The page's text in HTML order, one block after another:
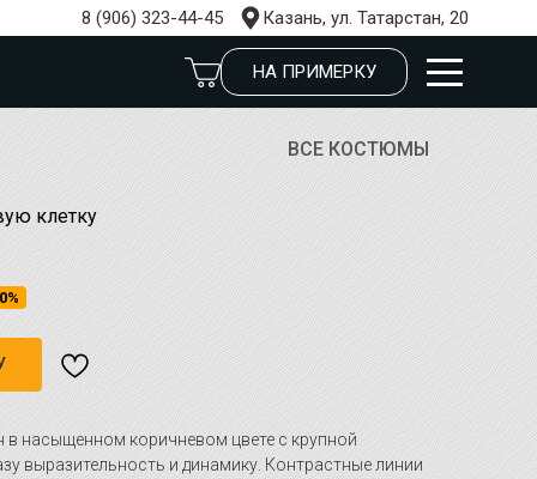
8 (906) 323-44-45 Казань, ул. Татарстан, 20
НА ПРИМЕРКУ
ВСЕ КОСТЮМЫ
клетку
насыщенном коричневом цвете с крупной
выразительность и динамику. Контрастные линии